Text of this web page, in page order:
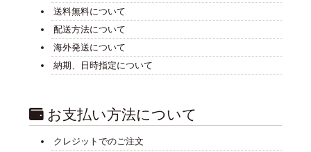
送料無料について
配送方法について
海外発送について
納期、日時指定について
お支払い方法について
クレジットでのご注文